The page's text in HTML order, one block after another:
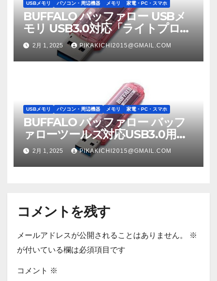
USBメモリ パソコン・周辺機器 メモリ 家電・PC・スマホ
BUFFALO バッファロー USBメ
モリ USB3.0対応「ライトプロテ
クト機能」搭載モデル RUF3-
C8GA-PK
2月 1, 2025 PIKAKICHI2015@GMAIL.COM
USBメモリ パソコン・周辺機器 メモリ 家電・PC・スマホ
BUFFALO バッファロー バッフ
ァローツールズ対応USB3.0用
USBメモリースタンダードモデ
ル 64GB ピンクモデル RUF3-
C64GA-PK RUF3C64GAPK
2月 1, 2025 PIKAKICHI2015@GMAIL.COM
コメントを残す
メールアドレスが公開されることはありません。
※
が付いている欄は必須項目です
コメント ※